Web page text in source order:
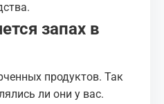
запах в
продуктов. Так
ли они у вас.